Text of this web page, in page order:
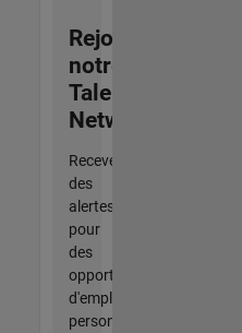
Rejoignez
notre
Talent
Network
Recevez
des
alertes
pour
des
opportunités
d'emploi
personnalisées,